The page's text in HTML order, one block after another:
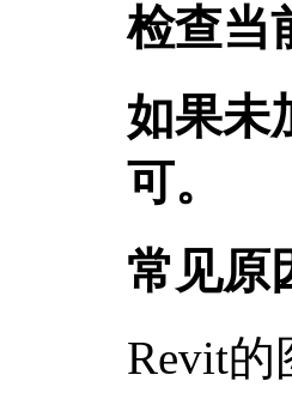
检查当
如果未
可。
常见原
Revit